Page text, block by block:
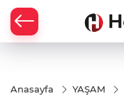
Anasayfa YAŞAM